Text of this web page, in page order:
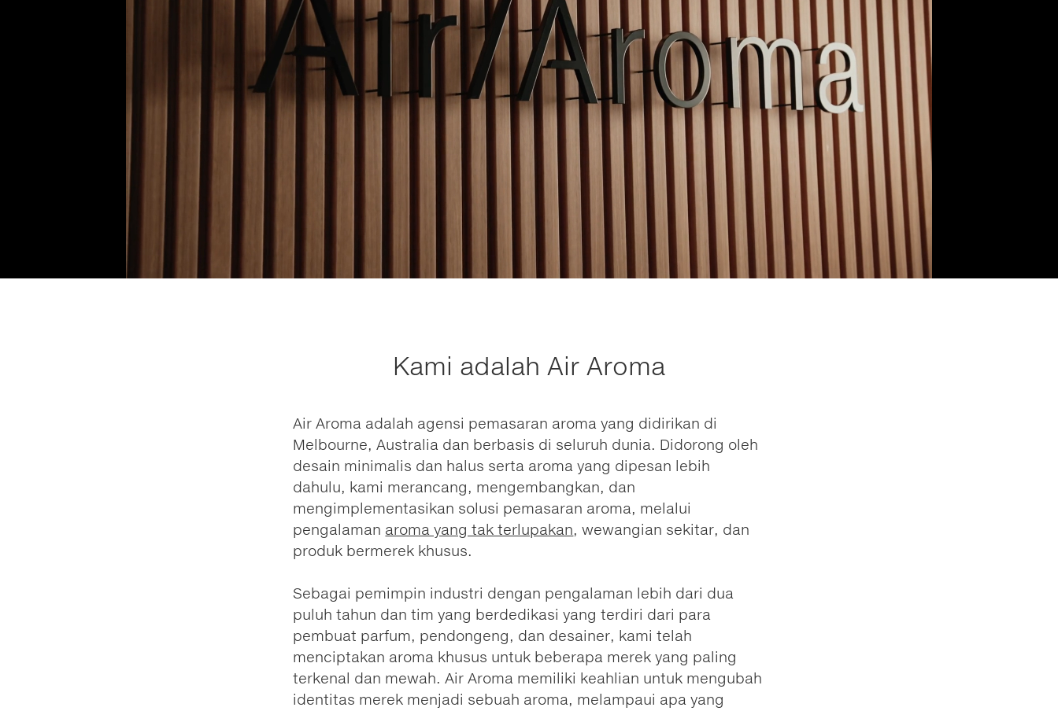
Kami adalah Air Aroma
Air Aroma adalah agensi pemasaran aroma yang didirikan di
Melbourne, Australia dan berbasis di seluruh dunia. Didorong oleh
desain minimalis dan halus serta aroma yang dipesan lebih
dahulu, kami merancang, mengembangkan, dan
mengimplementasikan solusi pemasaran aroma, melalui
pengalaman aroma yang tak terlupakan, wewangian sekitar, dan
produk bermerek khusus.
Sebagai pemimpin industri dengan pengalaman lebih dari dua
puluh tahun dan tim yang berdedikasi yang terdiri dari para
pembuat parfum, pendongeng, dan desainer, kami telah
menciptakan aroma khusus untuk beberapa merek yang paling
terkenal dan mewah. Air Aroma memiliki keahlian untuk mengubah
identitas merek menjadi sebuah aroma, melampaui apa yang